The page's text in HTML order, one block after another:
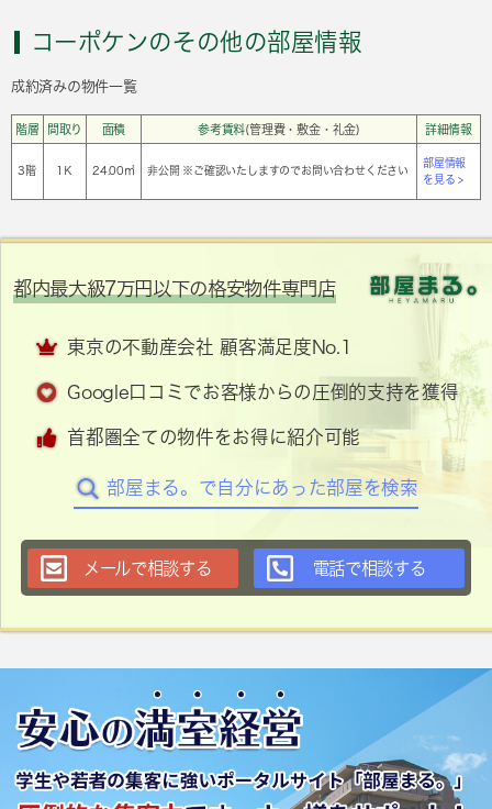
コーポケンのその他の部屋情報
成約済みの物件一覧
階層 間取り 面積 参考賃料(管理費・敷金・礼金) 詳細情報
3階 1Ｋ 24.00㎡ 非公開 ※ご確認いたしますのでお問い合わせください
部屋情報
を見る >
都内最大級7万円以下の格安物件専門店
東京の不動産会社 顧客満足度No.1
Google口コミでお客様からの圧倒的支持を獲得
首都圏全ての物件をお得に紹介可能
部屋まる。で自分にあった部屋を検索
メールで相談する 電話で相談する